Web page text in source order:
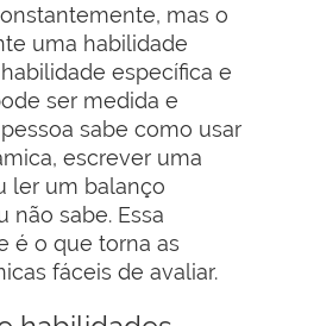
mas o
uma habilidade
específica e
ser medida e
sabe como usar
escrever uma
ler um balanço
não sabe. Essa
é o que torna as
fáceis de avaliar.